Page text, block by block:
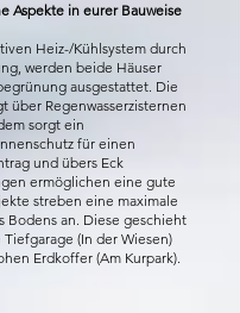
Aspekte in eurer Bauweise
Heiz-/Kühlsystem durch
werden beide Häuser
ausgestattet. Die
über Regenwasserzisternen
sorgt ein
für einen
und übers Eck
ermöglichen eine gute
streben eine maximale
Bodens an. Diese geschieht
(In der Wiesen)
Erdkoffer (Am Kurpark).